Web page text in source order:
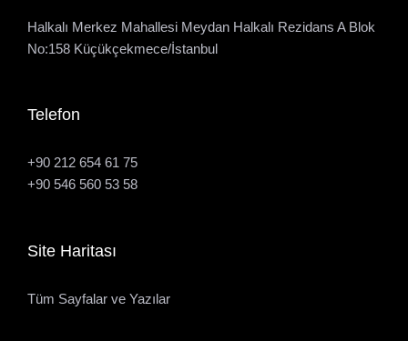
Halkalı Merkez Mahallesi Meydan Halkalı Rezidans A Blok
No:158 Küçükçekmece/İstanbul
Telefon
+90 212 654 61 75
+90 546 560 53 58
Site Haritası
Tüm Sayfalar ve Yazılar